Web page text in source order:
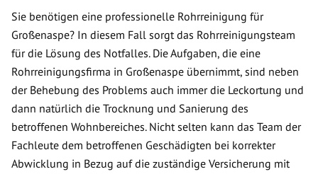
Sie benötigen eine professionelle Rohrreinigung für
Großenaspe? In diesem Fall sorgt das Rohrreinigungsteam
für die Lösung des Notfalles. Die Aufgaben, die eine
Rohrreinigungsfirma in Großenaspe übernimmt, sind neben
der Behebung des Problems auch immer die Leckortung und
dann natürlich die Trocknung und Sanierung des
betroffenen Wohnbereiches. Nicht selten kann das Team der
Fachleute dem betroffenen Geschädigten bei korrekter
Abwicklung in Bezug auf die zuständige Versicherung mit